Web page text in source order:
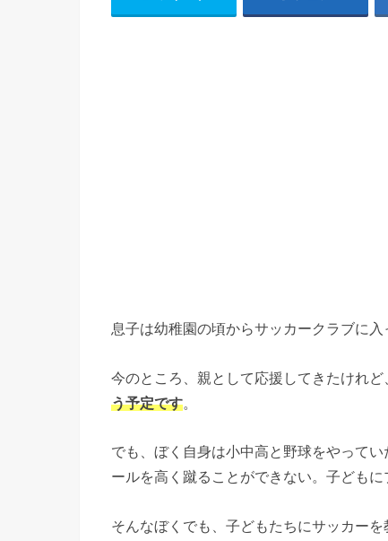
息子は幼稚園の頃からサッカークラブに入
今のところ、親として応援してきたけれど
う予定です。
でも、ぼく自身は小中高と野球をやって
ールを高く蹴ることができない。子ども
そんなぼくでも、子どもたちにサッカー